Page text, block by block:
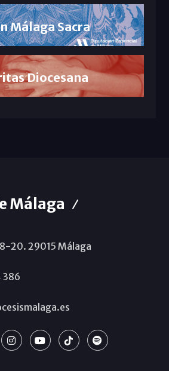
Málaga Sacra
Diocesana
Málaga
20. 29015 Málaga
386